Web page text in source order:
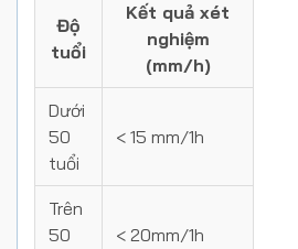
Độ
tuổi
Kết quả xét
nghiệm
(mm/h)
Dưới
50
tuổi
< 15 mm/1h
Trên
50
< 20mm/1h